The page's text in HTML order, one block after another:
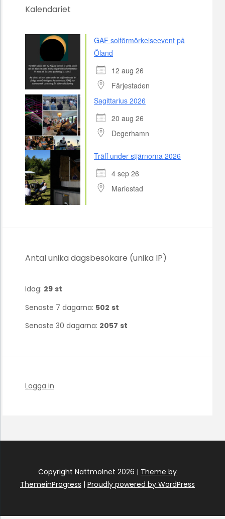
Kalendariet
GAF solförmörkelseevent på
Öland
12 aug 26
Färjestaden
Sagittarius 2026
20 aug 26
Degerhamn
Träff under stjärnorna 2026
4 sep 26
Mariestad
Antal unika dagsbesökare (unika IP)
Idag: 29 st
Senaste 7 dagarna: 502 st
Senaste 30 dagarna: 2057 st
Logga in
Copyright Nattmolnet 2026 | Theme by
ThemeinProgress | Proudly powered by WordPress